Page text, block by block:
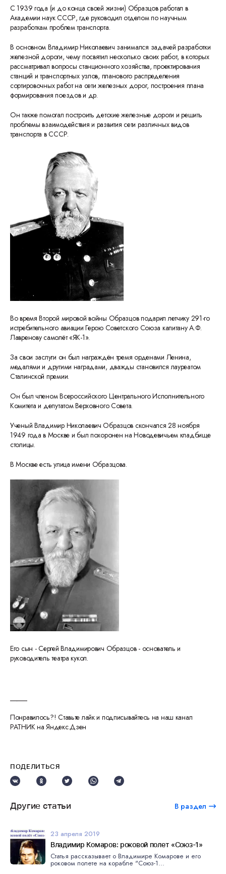
С 1939 года (и до конца своей жизни) Образцов работал в
Академии наук СССР, где руководил отделом по научным
разработкам проблем транспорта.
В основном Владимир Николаевич занимался задачей разработки
железной дороги, чему посвятил несколько своих работ, в которых
рассматривал вопросы станционного хозяйства, проектирования
станций и транспортных узлов, планового распределения
сортировочных работ на сети железных дорог, построения плана
формирования поездов и др.
Он также помогал построить детские железные дороги и решить
проблемы взаимодействия и развития сети различных видов
транспорта в СССР.
Во время Второй мировой войны Образцов подарил летчику 291-го
истребительного авиации Герою Советского Союза капитану А.Ф.
Лавренову самолёт «ЯК-1».
За свои заслуги он был награждён тремя орденами Ленина,
медалями и другими наградами, дважды становился лауреатом
Сталинской премии.
Он был членом Всероссийского Центрального Исполнительного
Комитета и депутатом Верховного Совета.
Ученый Владимир Николаевич Образцов скончался 28 ноября
1949 года в Москве и был похоронен на Новодевичьем кладбище
столицы.
В Москве есть улица имени Образцова.
Его сын - Сергей Владимирович Образцов - основатель и
руководитель театра кукол.
Понравилось?! Ставьте лайк и подписывайтесь на наш канал
РАТНИК на Яндекс.Дзен
ПОДЕЛИТЬСЯ
Другие статьи В раздел
23 апреля 2019
Владимир Комаров: роковой полет «Союз-1»
Статья рассказывает о Владимире Комарове и его
роковом полете на корабле "Союз-1...